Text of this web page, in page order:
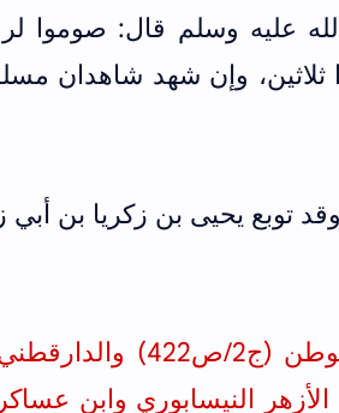
عليه وسلم قال: صوموا
ثلاثين، وإن شهد شاهدان
توبع يحيى بن زكريا بن أبي
(ج2/ص422) و
بن الأزهر النيسابوري وابن